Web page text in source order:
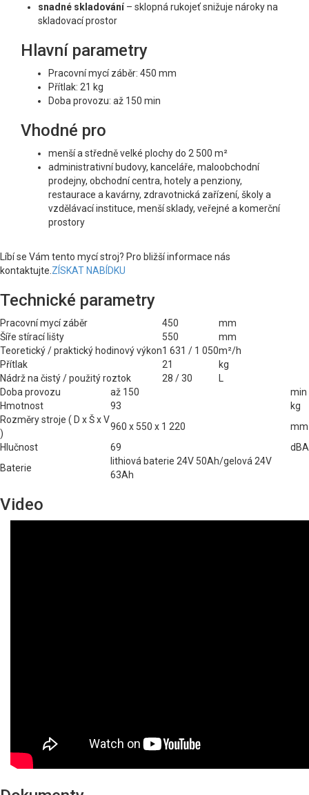
snadné skladování– sklopná rukojeť snižuje nároky na
skladovací prostor
Hlavní parametry
Pracovní mycí záběr: 450 mm
Přítlak: 21 kg
Doba provozu: až 150 min
Vhodné pro
menší a středně velké plochy do 2 500 m²
administrativní budovy, kanceláře, maloobchodní
prodejny, obchodní centra, hotely a penziony,
restaurace a kavárny, zdravotnická zařízení, školy a
vzdělávací instituce, menší sklady, veřejné a komerční
prostory
Líbí se Vám tento mycí stroj? Pro bližší informace nás
kontaktujte.ZÍSKAT NABÍDKU
Technické parametry
Pracovní mycí záběr 450
mm
Šíře stírací lišty
550
mm
Teoretický / praktický hodinový výkon1 631 / 1 050m²/h
Přítlak
21
kg
Nádrž na čistý / použitý roztok
28 / 30
L
Doba provozu
až 150
min
Hmotnost
93
kg
Rozměry stroje ( D x Š x V
)
960 x 550 x 1 220
mm
Hlučnost
69
dBA
Baterie
lithiová baterie 24V 50Ah/gelová 24V
63Ah
Video